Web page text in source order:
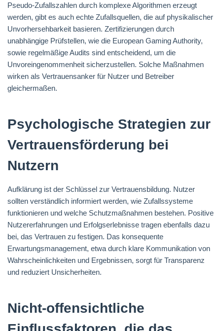
Pseudo-Zufallszahlen durch komplexe Algorithmen erzeugt
werden, gibt es auch echte Zufallsquellen, die auf physikalischer
Unvorhersehbarkeit basieren. Zertifizierungen durch
unabhängige Prüfstellen, wie die European Gaming Authority,
sowie regelmäßige Audits sind entscheidend, um die
Unvoreingenommenheit sicherzustellen. Solche Maßnahmen
wirken als Vertrauensanker für Nutzer und Betreiber
gleichermaßen.
Psychologische Strategien zur
Vertrauensförderung bei
Nutzern
Aufklärung ist der Schlüssel zur Vertrauensbildung. Nutzer
sollten verständlich informiert werden, wie Zufallssysteme
funktionieren und welche Schutzmaßnahmen bestehen. Positive
Nutzererfahrungen und Erfolgserlebnisse tragen ebenfalls dazu
bei, das Vertrauen zu festigen. Das konsequente
Erwartungsmanagement, etwa durch klare Kommunikation von
Wahrscheinlichkeiten und Ergebnissen, sorgt für Transparenz
und reduziert Unsicherheiten.
Nicht-offensichtliche